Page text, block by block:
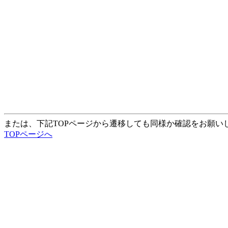
または、下記TOPページから遷移しても同様か確認をお願い
TOPページへ